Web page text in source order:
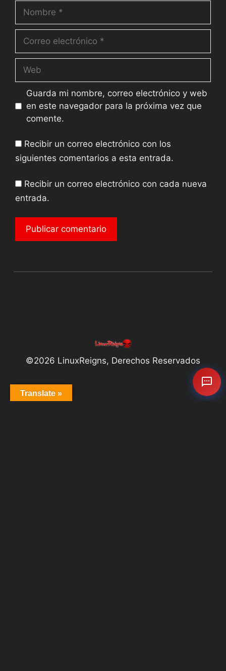
Guarda mi nombre, correo electrónico y web
en este navegador para la próxima vez que
comente.
Recibir un correo electrónico con los
siguientes comentarios a esta entrada.
Recibir un correo electrónico con cada nueva
entrada.
©2026 LinuxReigns, Derechos Reservados
Translate »